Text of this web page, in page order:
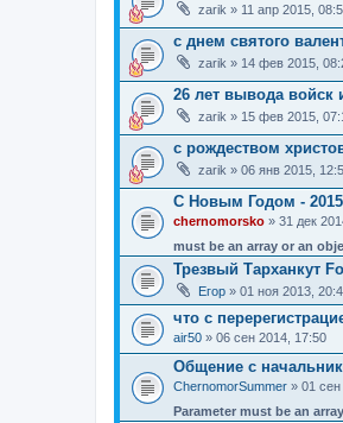
zarik » 11 апр 2015,
с днем святого
zarik » 14 фев 2015,
26 лет вывода войск
zarik » 15 фев 2015,
с рождеством
zarik » 06 янв 2015,
С Новым Годом -
chernomorsko » 31 дек
must be an array or an
Трезвый Тарханкут
Егор » 01 ноя 2013,
что с
air50 » 06 сен 2014, 17:50
Общение с
ChernomorSummer » 01 сен
Parameter must be an